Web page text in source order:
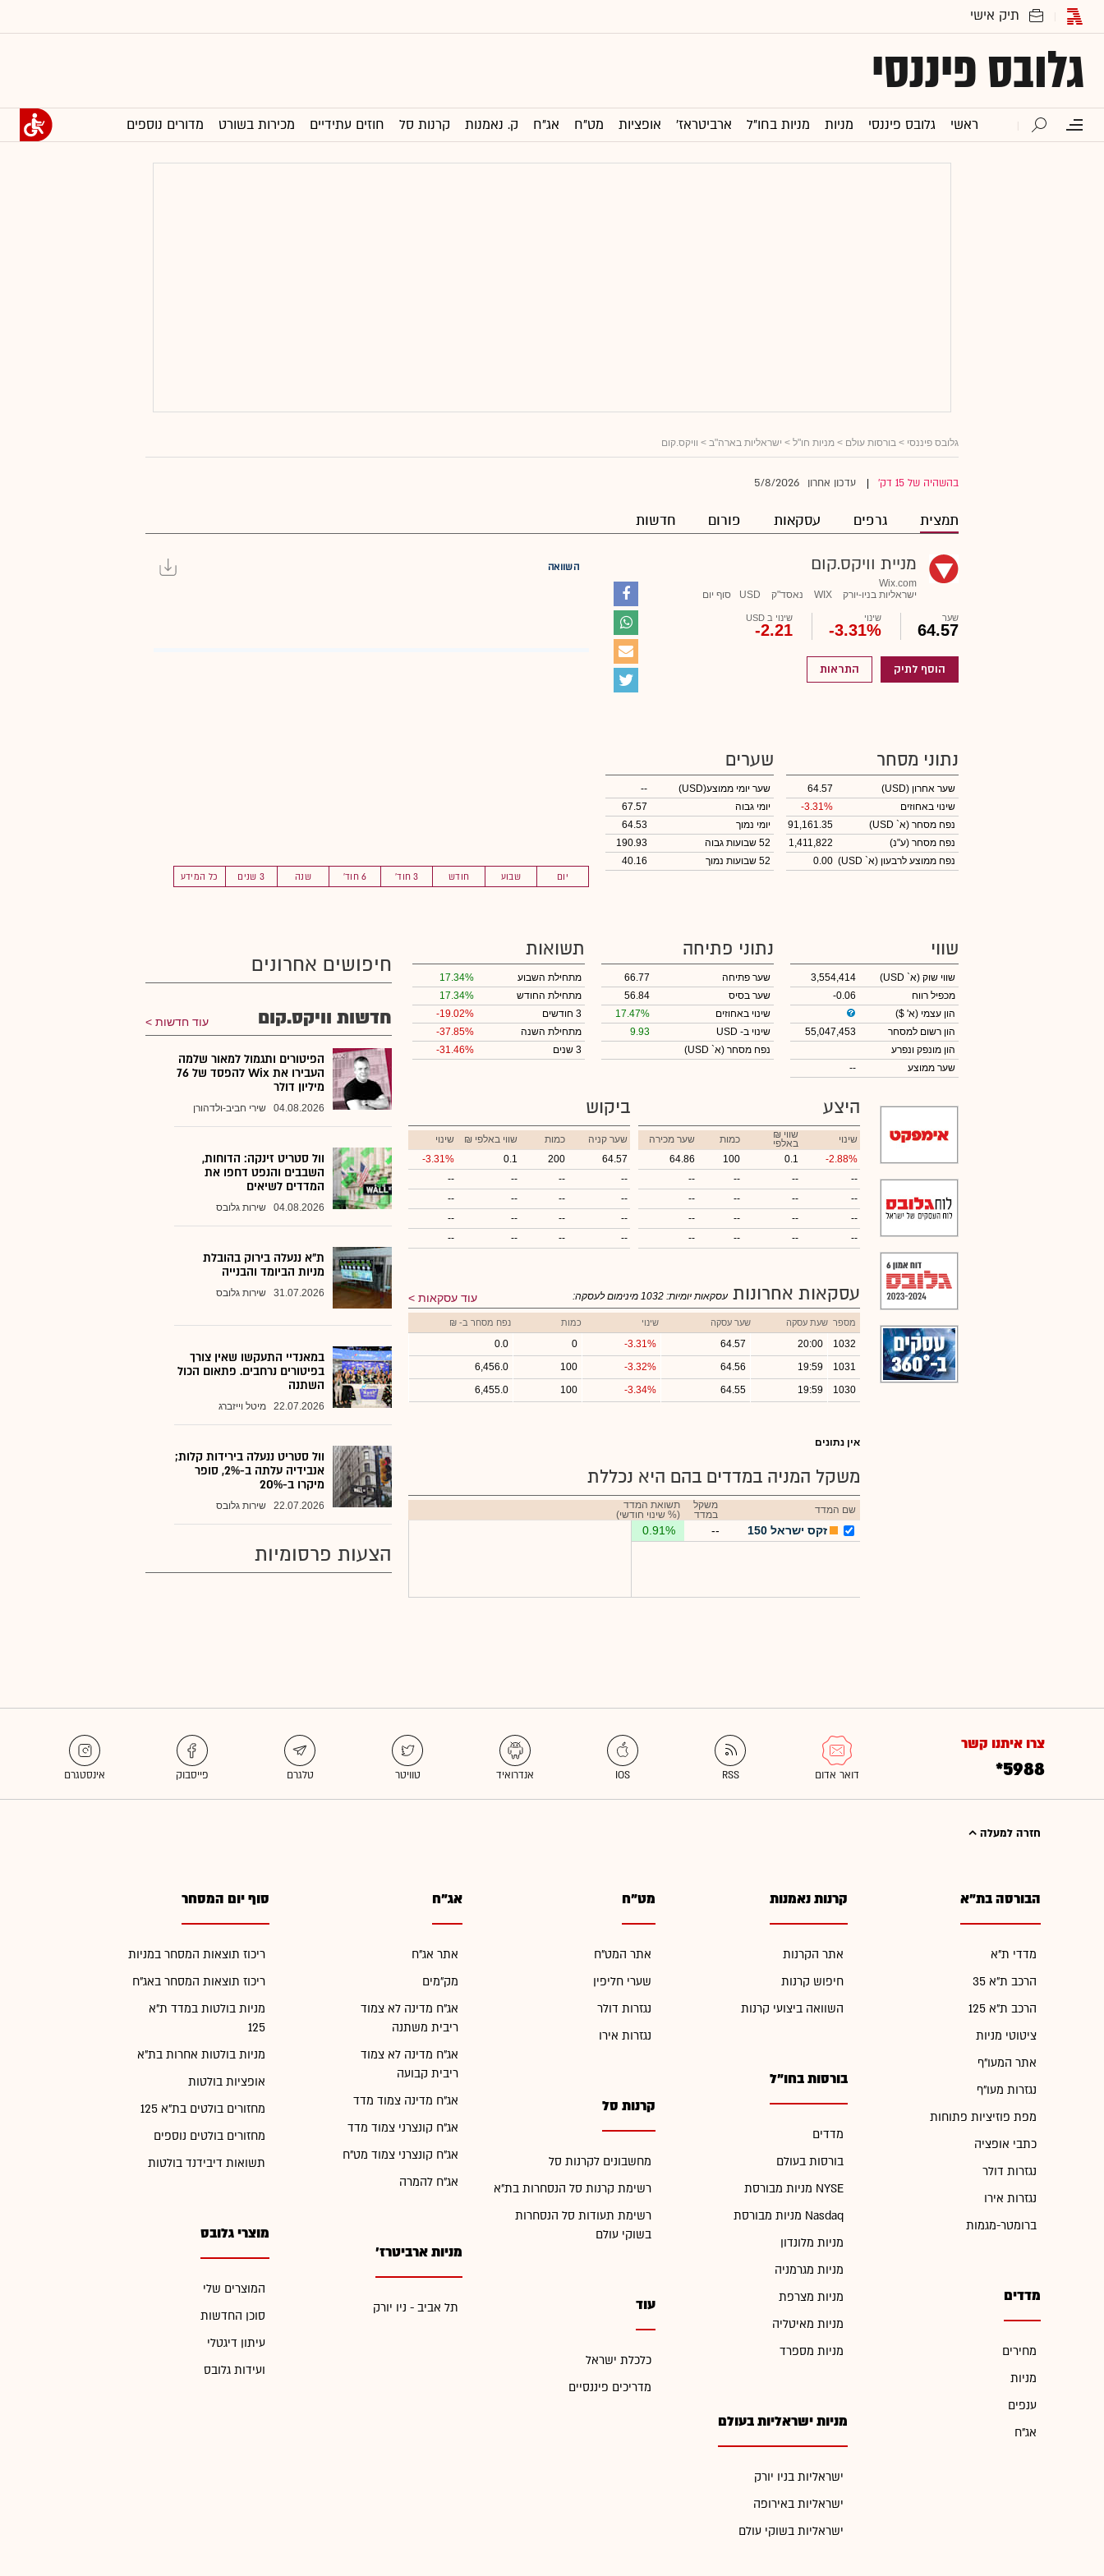
גלובס פיננסי
ראשי גלובס פיננסי מניות מניות בחו"ל ארביטראז' אופציות מט"ח אג"ח ק. נאמנות קרנות סל חוזים עתידיים מכירות בשורט מדורים נוספים
גלובס פיננסי > בורסות עולם > מניות חו"ל > ישראליות בארה"ב > וויקס.קום
בהשהיה של 15 דק' עדכון אחרון 5/8/2026
תמצית גרפים עסקאות פורום חדשות
מניית וויקס.קום
Wix.com
ישראליות בניו-יורק
WIX נאסד"ק USD סוף יום
שער
64.57
שינוי
-3.31%
שינוי ב USD
-2.21
הוסף לתיק התראות
השוואה
יום שבוע חודש 3 חוד' 6 חוד' שנה 3 שנים כל המידע
נתוני מסחר
שער אחרון (USD)
64.57
שינוי באחוזים
-3.31%
נפח מסחר (א` USD)
91,161.35
נפח מסחר (ע"נ)
1,411,822
נפח ממוצע לרבעון (א` USD)
0.00
שערים
שער יומי ממוצע(USD)
--
יומי גבוה
67.57
יומי נמוך
64.53
52 שבועות גבוה
190.93
52 שבועות נמוך
40.16
שווי
שווי שוק (א` USD)
3,554,414
מכפיל רווח
-0.06
הון עצמי (א' $)
הון רשום למסחר
55,047,453
הון מונפק ונפרע
שער ממוצע
--
נתוני פתיחה
שער פתיחה
66.77
שער בסיס
56.84
שינוי באחוזים
17.47%
שינוי ב- USD
9.93
נפח מסחר (א` USD)
תשואות
מתחילת השבוע
17.34%
מתחילת החודש
17.34%
3 חודשים
-19.02%
מתחילת השנה
-37.85%
3 שנים
-31.46%
היצע
שינוי ₪ שווי
באלפי כמות
שער מכירה
-2.88%
0.1
100
64.86
--
--
--
--
--
--
--
--
--
--
--
--
--
--
--
--
ביקוש
שער קניה כמות ₪ שווי באלפי
שינוי
64.57
200
0.1
-3.31%
--
--
--
--
--
--
--
--
--
--
--
--
--
--
--
--
עסקאות אחרונות עוד עסקאות עסקאות יומיות: 1032 מינימום לעסקה:
מספר שעת עסקה שער עסקה שינוי כמות נפח מסחר ב- ₪
1032
20:00
64.57
-3.31%
0
0.0
1031
19:59
64.56
-3.32%
100
6,456.0
1030
19:59
64.55
-3.34%
100
6,455.0
אין נתונים
משקל המניה במדדים בהם היא נכללת
שם המדד
משקל
במדד
תשואת המדד
(% שינוי חודשי)
זקס ישראל 150 --
0.91%
חיפושים אחרונים
חדשות וויקס.קום עוד חדשות
הפיטורים ותגמול למאור שלמה
העבירו את Wix להפסד של 76
מיליון דולר
04.08.2026 שירי חביב-ולדהורן
וול סטריט זינקה: הדוחות,
השבבים והנפט דחפו את
המדדים לשיאים
04.08.2026 שירות גלובס
ת"א ננעלה בירוק בהובלת
מניות הביומד והבנייה
31.07.2026 שירות גלובס
במאנדיי התעקשו שאין צורך
בפיטורים נרחבים. פתאום הכול
השתנה
22.07.2026 מיטל וייזברג
וול סטריט ננעלה בירידות קלות;
אנבידיה עלתה ב-2%, סופר
מיקרו ב-20%
22.07.2026 שירות גלובס
הצעות פרסומיות
צרו איתנו קשר
*5988
חזרה למעלה
הבורסה בת"א
מדדי ת"א
הרכב ת"א 35
הרכב ת"א 125
ציטוטי מניות
אתר המעו"ף
נגזרות מעו"ף
מפת פוזיציות פתוחות
כתבי אופציה
נגזרות דולר
נגזרות אירו
ברומטר-מגמות
מדדים
מחירים
מניות
ענפים
אג"ח
קרנות נאמנות
אתר הקרנות
חיפוש קרנות
השוואה ביצועי קרנות
בורסות בחו"ל
מדדים
בורסות בעולם
מניות מבורסת NYSE
מניות מבורסת Nasdaq
מניות מלונדון
מניות מגרמניה
מניות מצרפת
מניות מאיטליה
מניות מספרד
מניות ישראליות בעולם
ישראליות בניו יורק
ישראליות באירופה
ישראליות בשוקי עולם
מט"ח
אתר המט"ח
שערי חליפין
נגזרות דולר
נגזרות אירו
קרנות סל
מחשבונים לקרנות סל
רשימת קרנות סל הנסחרות בת"א
רשימת תעודות סל הנסחרות
בשוקי עולם
עוד
כלכלת ישראל
מדריכים פיננסיים
אג"ח
אתר אג"ח
מק"מים
אג"ח מדינה לא צמוד
ריבית משתנה
אג"ח מדינה לא צמוד
ריבית קבועה
אג"ח מדינה צמוד מדד
אג"ח קונצרני צמוד מדד
אג"ח קונצרני צמוד מט"ח
אג"ח להמרה
מניות ארביטרז'
תל אביב - ניו יורק
סוף יום המסחר
ריכוז תוצאות המסחר במניות
ריכוז תוצאות המסחר באג"ח
מניות בולטות במדד ת"א
125
מניות בולטות אחרות בת"א
אופציות בולטות
מחזורים בולטים בת"א 125
מחזורים בולטים נוספים
תשואות דיבידנד בולטות
מוצרי גלובס
המוצרים שלי
סוכן החדשות
עיתון דיגטלי
ועידות גלובס